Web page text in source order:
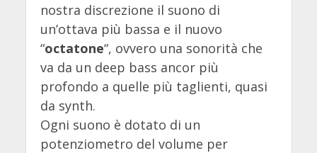
nostra discrezione il suono di
un’ottava più bassa e il nuovo
“octatone“, ovvero una sonorità che
va da un deep bass ancor più
profondo a quelle più taglienti, quasi
da synth.
Ogni suono è dotato di un
potenziometro del volume per